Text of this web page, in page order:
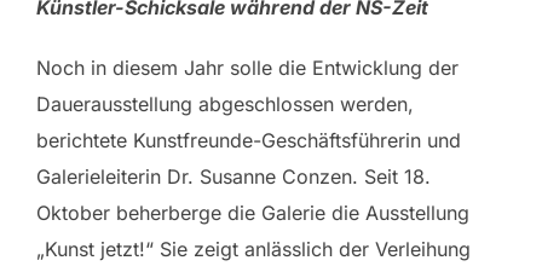
Künstler-Schicksale während der NS-Zeit
Noch in diesem Jahr solle die Entwicklung der
Dauerausstellung abgeschlossen werden,
berichtete Kunstfreunde-Geschäftsführerin und
Galerieleiterin Dr. Susanne Conzen. Seit 18.
Oktober beherberge die Galerie die Ausstellung
„Kunst jetzt!“ Sie zeigt anlässlich der Verleihung